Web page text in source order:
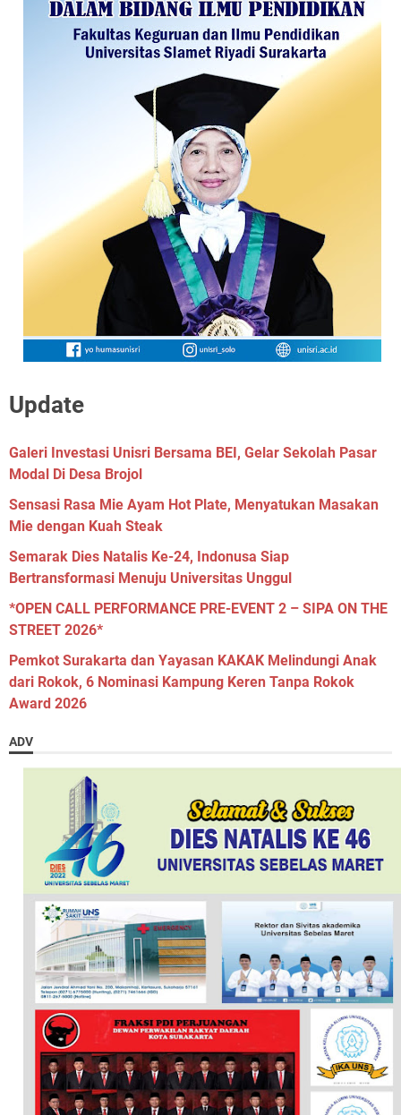
Update
Galeri Investasi Unisri Bersama BEI, Gelar Sekolah Pasar
Modal Di Desa Brojol
Sensasi Rasa Mie Ayam Hot Plate, Menyatukan Masakan
Mie dengan Kuah Steak
Semarak Dies Natalis Ke-24, Indonusa Siap
Bertransformasi Menuju Universitas Unggul
*OPEN CALL PERFORMANCE PRE-EVENT 2 – SIPA ON THE
STREET 2026*
Pemkot Surakarta dan Yayasan KAKAK Melindungi Anak
dari Rokok, 6 Nominasi Kampung Keren Tanpa Rokok
Award 2026
ADV